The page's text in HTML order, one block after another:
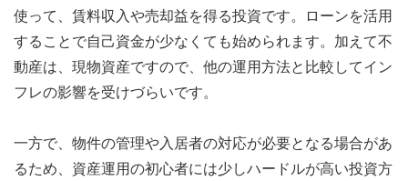
使って、賃料収入や売却益を得る投資です。ローンを活用
することで自己資金が少なくても始められます。加えて不
動産は、現物資産ですので、他の運用方法と比較してイン
フレの影響を受けづらいです。
一方で、物件の管理や入居者の対応が必要となる場合があ
るため、資産運用の初心者には少しハードルが高い投資方